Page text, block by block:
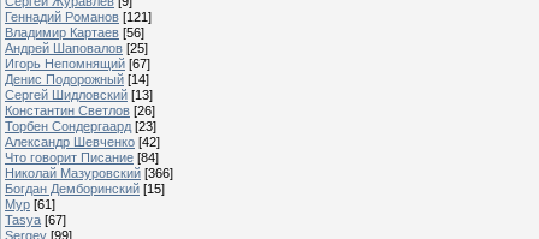
Геннадий Романов [121]
Владимир Картаев [56]
Андрей Шаповалов [25]
Игорь Непомнящий [67]
Денис Подорожный [14]
Сергей Шидловский [13]
Константин Светлов [26]
Торбен Сондергаард [23]
Александр Шевченко [42]
Что говорит Писание [84]
Николай Мазуровский [366]
Богдан Демборинский [15]
Мур [61]
Tasya [67]
Sergey [99]